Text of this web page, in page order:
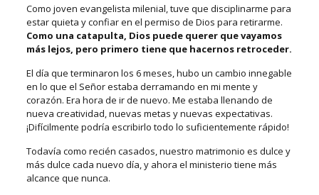
Como joven evangelista milenial, tuve que disciplinarme para
estar quieta y confiar en el permiso de Dios para retirarme.
Como una catapulta, Dios puede querer que vayamos
más lejos, pero primero tiene que hacernos retroceder.
El día que terminaron los 6 meses, hubo un cambio innegable
en lo que el Señor estaba derramando en mi mente y
corazón. Era hora de ir de nuevo. Me estaba llenando de
nueva creatividad, nuevas metas y nuevas expectativas.
¡Difícilmente podría escribirlo todo lo suficientemente rápido!
Todavía como recién casados, nuestro matrimonio es dulce y
más dulce cada nuevo día, y ahora el ministerio tiene más
alcance que nunca.